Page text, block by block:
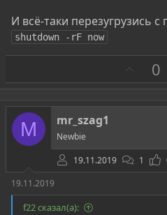
И всё-таки перезугрузись
shutdown -rF now
а
0
M mr_szag1
Newbie
19.11.2019
1
19.11.2019
f22 сказал(а):